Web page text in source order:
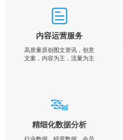
内容运营服务
高质量原创图文资讯，创意
文案，内容为王，流量为主
精细化数据分析